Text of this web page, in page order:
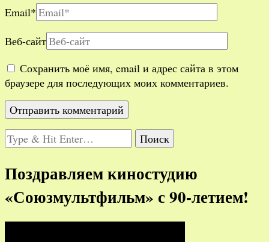
Email*
Веб-сайт
Сохранить моё имя, email и адрес сайта в этом
браузере для последующих моих комментариев.
Ищите
что-
то?
Поздравляем киностудию
«Союзмультфильм» с 90-летием!